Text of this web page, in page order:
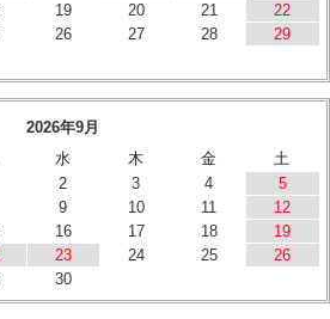
19 20 21
22
26 27 28
29
2026年9月
水 木 金
土
2 3 4
5
9 10 11
12
16 17 18
19
23 24 25
26
30